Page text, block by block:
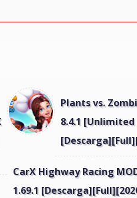
Plants vs.
8.4.1
CarX Highway Racing
1.69.1